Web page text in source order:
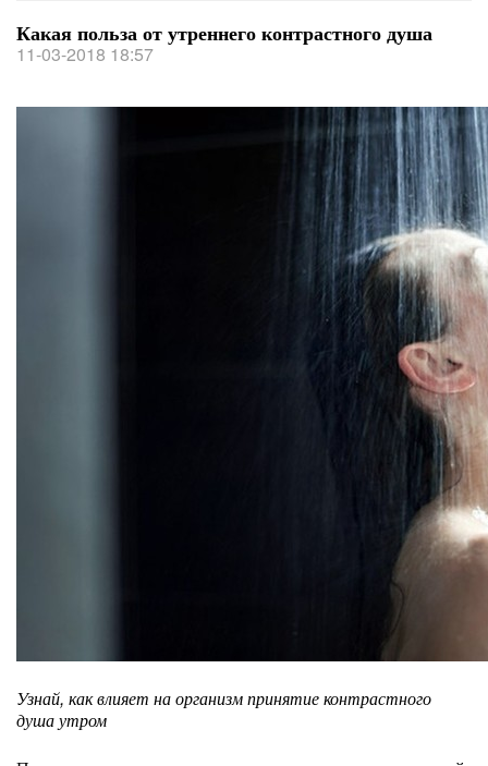
Какая польза от утреннего контрастного душа
11-03-2018 18:57
Узнай, как влияет на организм принятие контрастного
душа утром